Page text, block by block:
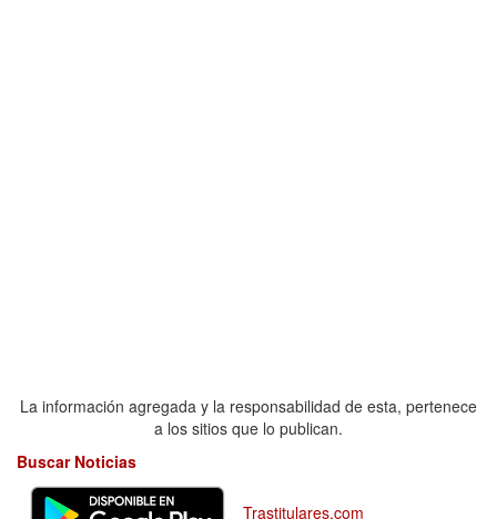
La información agregada y la responsabilidad de esta, pertenece
a los sitios que lo publican.
Buscar Noticias
Trastitulares.com